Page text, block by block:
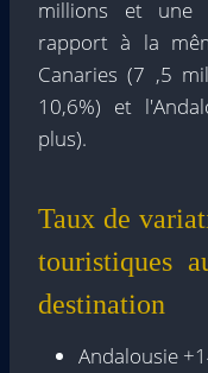
millions et une
rapport à la
Canaries (7 ,5
10,6%) et
plus).
Taux de
touristiques
destination
Andalousie